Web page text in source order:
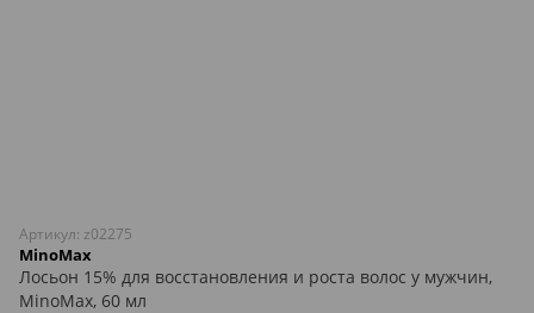
Артикул: z02275
MinoMax
Лосьон 15% для восстановления и роста волос у мужчин,
MinoMax, 60 мл